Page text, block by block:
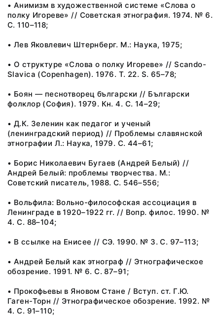
• Анимизм в художественной системе «Слова о
полку Игореве» // Советская этнография. 1974. № 6.
С. 110–118;
• Лев Яковлевич Штернберг. М.: Наука, 1975;
• О структуре «Слова о полку Игореве» // Scando-
Slavica (Copenhagen). 1976. T. 22. S. 65–78;
• Боян — песнотворец български // Български
фолклор (София). 1979. Кн. 4. С. 14–29;
• Д.К. Зеленин как педагог и ученый
(ленинградский период) // Проблемы славянской
этнографии Л.: Наука, 1979. С. 44–61;
• Борис Николаевич Бугаев (Андрей Белый) //
Андрей Белый: проблемы творчества. М.:
Советский писатель, 1988. С. 546–556;
• Вольфила: Вольно-философская ассоциация в
Ленинграде в 1920–1922 гг. // Вопр. филос. 1990. №
4. С. 88–104;
• В ссылке на Енисее // СЭ. 1990. № 3. С. 97–113;
• Андрей Белый как этнограф // Этнографическое
обозрение. 1991. № 6. С. 87–91;
• Прокофьевы в Яновом Стане / Вступ. ст. Г.Ю.
Гаген-Торн // Этнографическое обозрение. 1992. №
4. С. 91–110;